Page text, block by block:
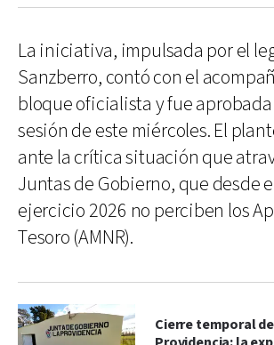
La iniciativa, impulsada por el
Sanzberro, contó con el
bloque oficialista y fue
sesión de este miércoles. El
ante la crítica situación que
Juntas de Gobierno, que desde
ejercicio 2026 no perciben los
Tesoro (AMNR).
Cierre temporal